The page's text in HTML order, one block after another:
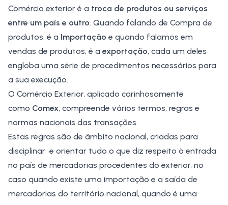
Comércio exterior é a troca de produtos ou serviços
entre um país e outro. Quando falando de Compra de
produtos, é a Importação e quando falamos em
vendas de produtos, é a exportação, cada um deles
engloba uma série de procedimentos necessários para
a sua execução.
O Comércio Exterior, aplicado carinhosamente
como Comex, compreende vários termos, regras e
normas nacionais das transações.
Estas regras são de âmbito nacional, criadas para
disciplinar e orientar tudo o que diz respeito à entrada
no país de mercadorias procedentes do exterior, no
caso quando existe uma importação e a saída de
mercadorias do território nacional, quando é uma